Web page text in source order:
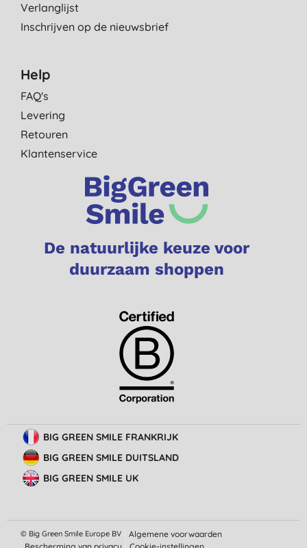
Verlanglijst
Inschrijven op de nieuwsbrief
Help
FAQ's
Levering
Retouren
Klantenservice
De natuurlijke keuze voor
duurzaam shoppen
BIG GREEN SMILE FRANKRIJK
BIG GREEN SMILE DUITSLAND
BIG GREEN SMILE UK
© Big Green Smile Europe BV
Algemene voorwaarden
Bescherming van privacy
Cookie-instellingen